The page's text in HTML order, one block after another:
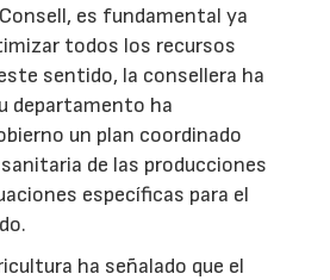
es fundamental ya
todos los recursos
sentido, la consellera ha
departamento ha
un plan coordinado
de las producciones
específicas para el
ha señalado que el